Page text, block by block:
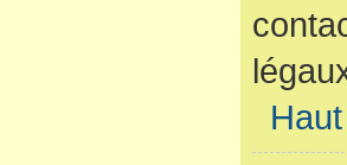
Haut